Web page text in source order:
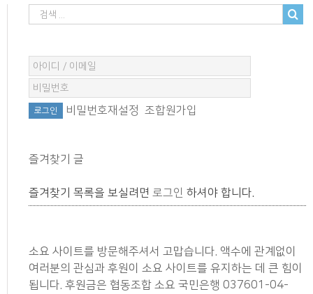
비밀번호재설정 조합원가입
즐겨찾기 글
즐겨찾기 목록을 보실려면 로그인 하셔야 합니다.
소요 사이트를 방문해주셔서 고맙습니다. 액수에 관계없이
여러분의 관심과 후원이 소요 사이트를 유지하는 데 큰 힘이
됩니다. 후원금은 협동조합 소요 국민은행 037601-04-